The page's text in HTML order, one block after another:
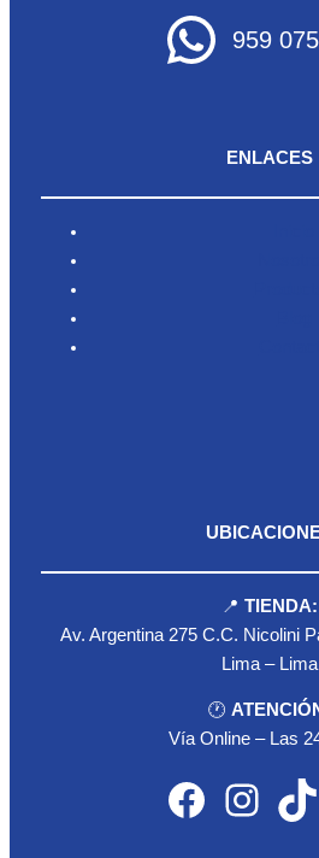
959
ENLACES
📍 TIENDA:
Av. Argentina 275 C.C. Nicolini
Lima – Lima
🕐
Vía Online – Las
Facebook Instagram TikTok